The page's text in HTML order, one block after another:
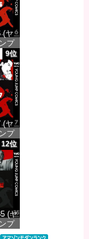
(ヤ
プ
9位
(ヤ
プ
12位
(ヤ
プ